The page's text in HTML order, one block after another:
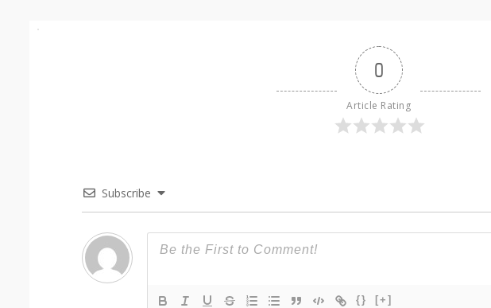
0
Article Rating
Subscribe
{} [+]